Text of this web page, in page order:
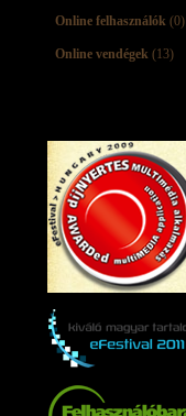
Online felhasználók (0)
Online vendégek (13)